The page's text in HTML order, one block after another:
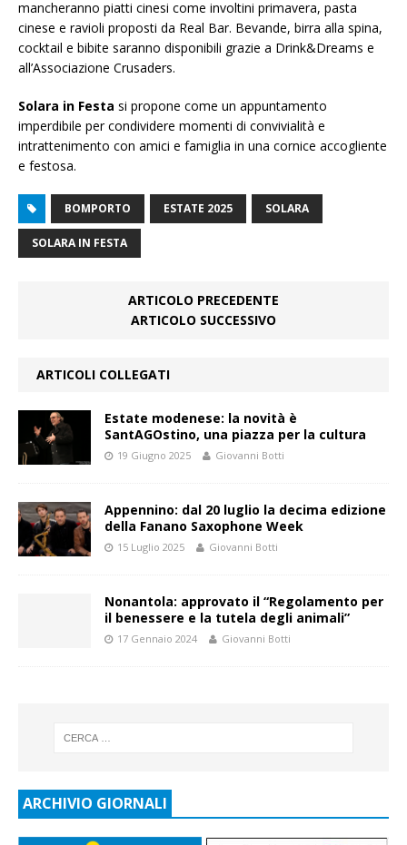
mancheranno piatti cinesi come involtini primavera, pasta
cinese e ravioli proposti da Real Bar. Bevande, birra alla spina,
cocktail e bibite saranno disponibili grazie a Drink&Dreams e
all’Associazione Crusaders.
Solara in Festa si propone come un appuntamento
imperdibile per condividere momenti di convivialità e
intrattenimento con amici e famiglia in una cornice accogliente
e festosa.
BOMPORTO ESTATE 2025 SOLARA
SOLARA IN FESTA
ARTICOLO PRECEDENTE
ARTICOLO SUCCESSIVO
ARTICOLI COLLEGATI
Estate modenese: la novità è
SantAGOstino, una piazza per la cultura
19 Giugno 2025 Giovanni Botti
Appennino: dal 20 luglio la decima edizione
della Fanano Saxophone Week
15 Luglio 2025 Giovanni Botti
Nonantola: approvato il “Regolamento per
il benessere e la tutela degli animali”
17 Gennaio 2024 Giovanni Botti
ARCHIVIO GIORNALI